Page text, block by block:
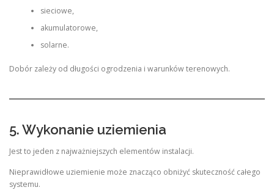
sieciowe,
akumulatorowe,
solarne.
Dobór zależy od długości ogrodzenia i warunków terenowych.
5. Wykonanie uziemienia
Jest to jeden z najważniejszych elementów instalacji.
Nieprawidłowe uziemienie może znacząco obniżyć skuteczność całego
systemu.